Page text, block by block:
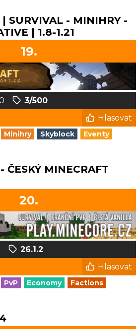
SURVIVAL - MINIHRY -
| 1.8-1.21
19.
3/500
Hlasovat
Minihry Skyblock Eventy
ČESKÝ MINECRAFT
20.
26.1.2
Hlasovat
PvP Economy Factions